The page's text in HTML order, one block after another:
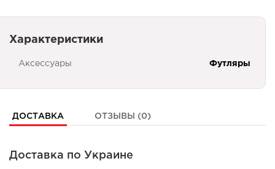
Характеристики
Аксессуары Футляры
ДОСТАВКА ОТЗЫВЫ (0)
Доставка по Украине